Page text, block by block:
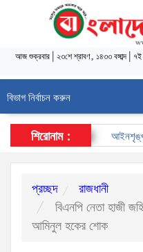
আজশুক্রবার| ২৩শে শ্রাবণ, ১৪৩৩ বঙ্গাব্দ| ৭ই
বিভাগ নির্বাচন করুন
শিরোনাম : আইনশৃঙ্খলা
প্রচ্ছদ
রাজধানী
বিএনপি নেতা হাজী
আমিনুল হকের শোক